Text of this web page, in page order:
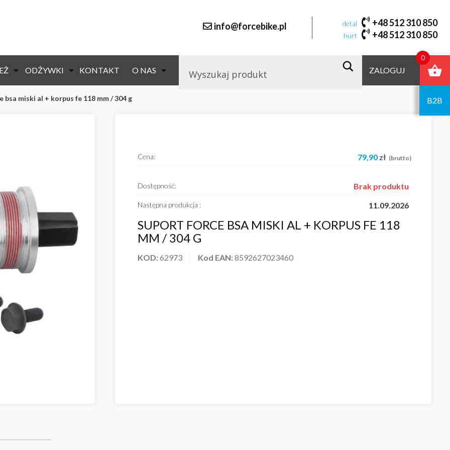
info@forcebike.pl detal +48 512 310 850
hurt +48 512 310 850
ODŻYWKI KONTAKT O NAS ZALOGUJ
B2B
miski al + korpus fe 118 mm / 304 g
SUPORT FORCE BSA MISKI AL + KORPUS FE 118
MM / 304 G
KOD:62973 Kod EAN:8592627023460
Cena: 79,90 zł (brutto)
Dostępność: Brak produktu
Następna produkcja : 11.09.2026
0